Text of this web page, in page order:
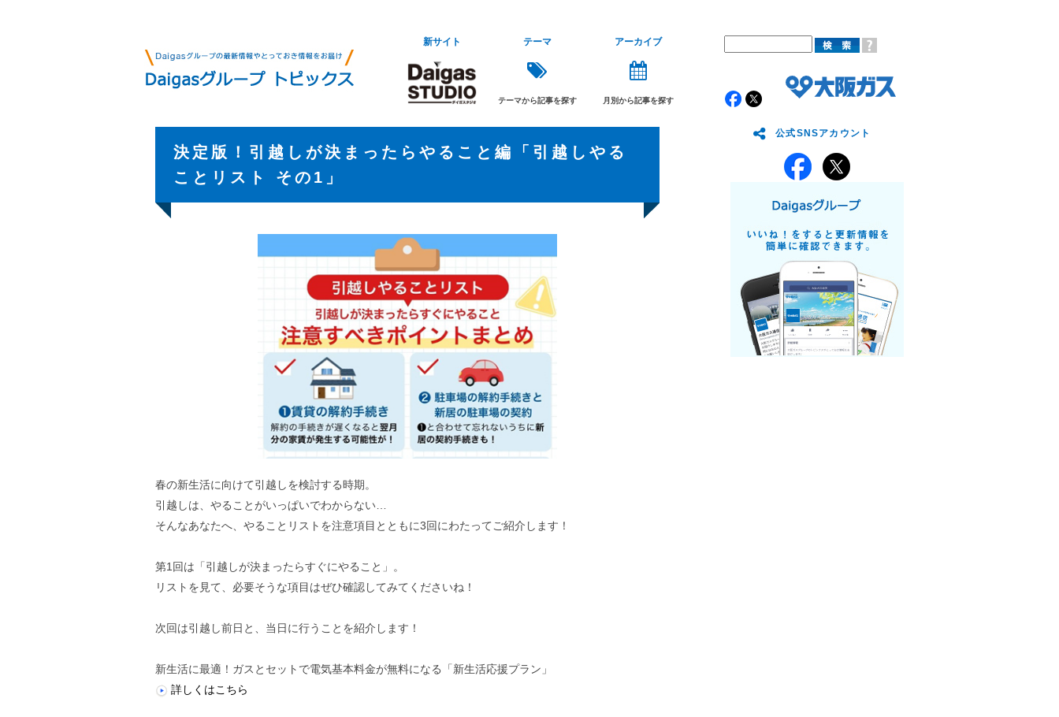
新サイト テーマ
テーマから記事を探す
アーカイブ
月別から記事を探す
決定版！引越しが決まったらやること編「引越しやる
ことリスト その1」
春の新生活に向けて引越しを検討する時期。
引越しは、やることがいっぱいでわからない…
そんなあなたへ、やることリストを注意項目とともに3回にわたってご紹介します！
第1回は「引越しが決まったらすぐにやること」。
リストを見て、必要そうな項目はぜひ確認してみてくださいね！
次回は引越し前日と、当日に行うことを紹介します！
新生活に最適！ガスとセットで電気基本料金が無料になる「新生活応援プラン」
詳しくはこちら
公式SNSアカウント